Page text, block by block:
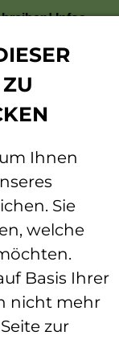
Infos
das gelingen?
–
Ihnen
Sie
welche
Basis Ihrer
nicht mehr
zur